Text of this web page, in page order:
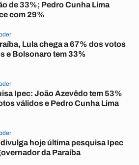
de 33%; Pedro Cunha Lima
com 29%
Lula chega a 67% dos votos
e Bolsonaro tem 33%
Ipec: João Azevêdo tem 53%
válidos e Pedro Cunha Lima
hoje última pesquisa Ipec
da Paraíba